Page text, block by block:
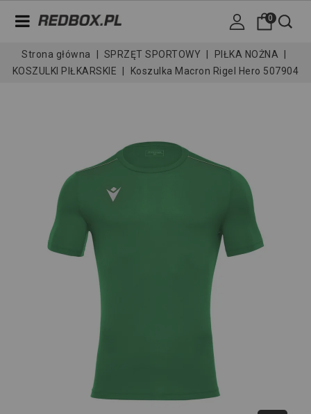
0
Strona główna SPRZĘT SPORTOWY
PIŁKA NOŻNA
KOSZULKI PIŁKARSKIE
Koszulka Macron Rigel Hero 507904